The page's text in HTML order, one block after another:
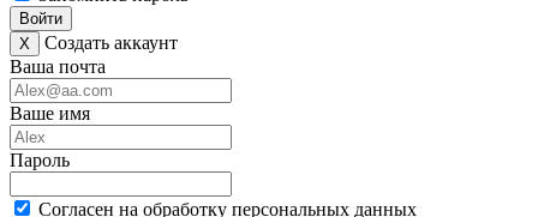
Войти
X
Создать аккаунт
Ваша почта
Ваше имя
Пароль
Согласен на обработку персональных данных